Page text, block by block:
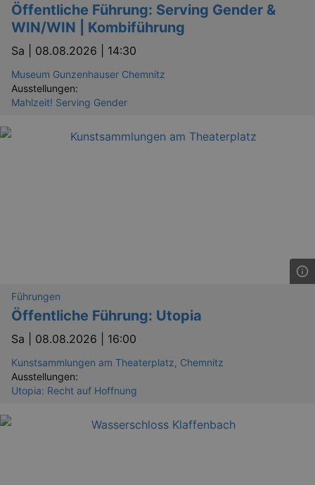
Öffentliche Führung: Serving Gender &
WIN/WIN | Kombiführung
Sa | 08.08.2026 | 14:30
Museum Gunzenhauser Chemnitz
Ausstellungen:
Mahlzeit! Serving Gender
Führungen
Öffentliche Führung: Utopia
Sa | 08.08.2026 | 16:00
Kunstsammlungen am Theaterplatz, Chemnitz
Ausstellungen:
Utopia: Recht auf Hoffnung